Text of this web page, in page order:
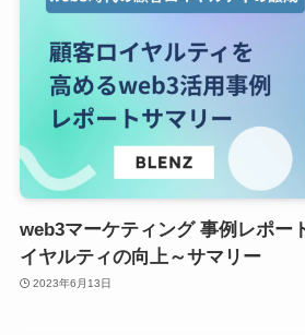
web3マーケティング 事例レポー
イヤルティの向上～サマリー
2023年6月13日